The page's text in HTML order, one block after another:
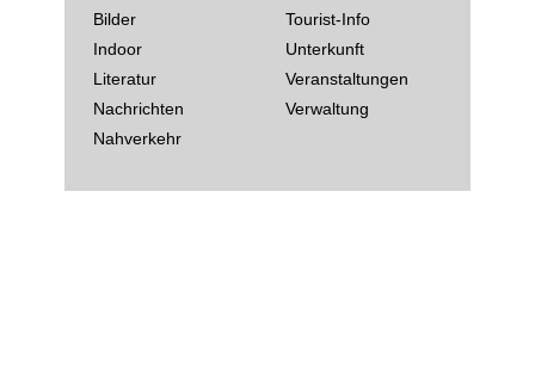
Bilder
Indoor
Literatur
Nachrichten
Nahverkehr
Tourist-Info
Unterkunft
Veranstaltungen
Verwaltung